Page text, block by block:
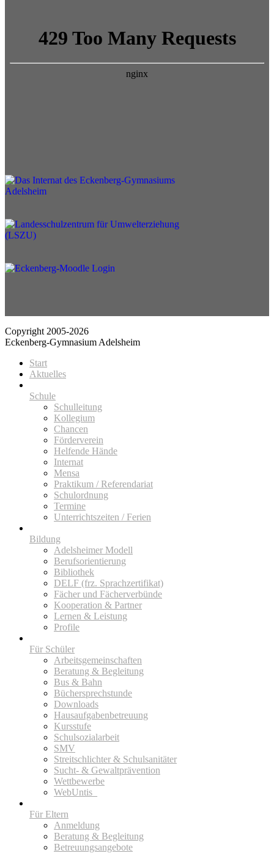
Copyright 2005-2026
Eckenberg-Gymnasium Adelsheim
Start
Aktuelles
Schule
Schulleitung
Kollegium
Chancen
Förderverein
Helfende Hände
Internat
Mensa
Praktikum / Referendariat
Schulordnung
Termine
Unterrichtszeiten / Ferien
Bildung
Adelsheimer Modell
Berufsorientierung
Bibliothek
DELF (frz. Sprachzertifikat)
Fächer und Fächerverbünde
Kooperation & Partner
Lernen & Leistung
Profile
Für Schüler
Arbeitsgemeinschaften
Beratung & Begleitung
Bus & Bahn
Büchersprechstunde
Downloads
Hausaufgabenbetreuung
Kursstufe
Schulsozialarbeit
SMV
Streitschlichter & Schulsanitäter
Sucht- & Gewaltprävention
Wettbewerbe
WebUntis_
Für Eltern
Anmeldung
Beratung & Begleitung
Betreuungsangebote